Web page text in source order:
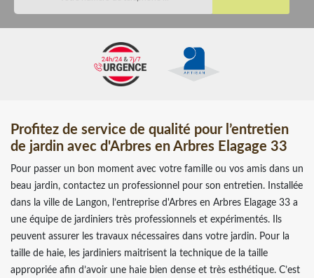
Profitez de service de qualité pour l’entretien
de jardin avec d'Arbres en Arbres Elagage 33
Pour passer un bon moment avec votre famille ou vos amis dans un
beau jardin, contactez un professionnel pour son entretien. Installée
dans la ville de Langon, l’entreprise d'Arbres en Arbres Elagage 33 a
une équipe de jardiniers très professionnels et expérimentés. Ils
peuvent assurer les travaux nécessaires dans votre jardin. Pour la
taille de haie, les jardiniers maitrisent la technique de la taille
appropriée afin d’avoir une haie bien dense et très esthétique. C’est